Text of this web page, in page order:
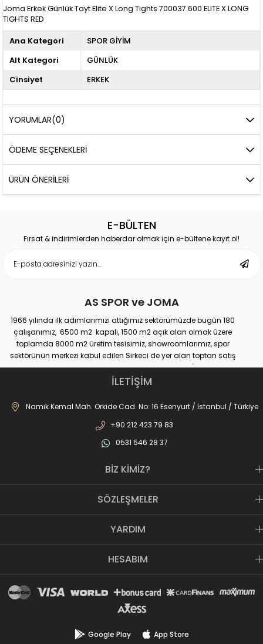
Joma Erkek Günlük Tayt Elite X Long Tights 700037.600 ELITE X LONG
TIGHTS RED
Ana Kategori
SPOR GİYİM
Alt Kategori
GÜNLÜK
Cinsiyet
ERKEK
YORUMLAR(0)
ÖDEME SEÇENEKLERI
ÜRÜN ÖNERILERI
E-BÜLTEN
Fırsat & indirimlerden haberdar olmak için e-bültene kayıt ol!
AS SPOR ve JOMA
1966 yılında ilk adımlarımızı attığımız sektörümüzde bugün 180
çalışanımız, 6500 m2 kapalı, 1500 m2 açık alan olmak üzere
toplamda 8000 m2 üretim tesisimiz, showroomlarımız, spor
sektörünün merkezi kabul edilen Sirkeci de yer alan toptan satış
mağazamız, Türkiye genelinde yaklaşık 300 bayimiz, İstanbul’da 10
perakande mağazamız, Türkiye’ye hizmet eden e-ticaret sanal
mağazamız ile AS SPOR ailesi günden güne büyüyerek sektöre,
JOMA markası ile de Türkiye'de ülkemize hizmet etmektedir.
İLETİŞİM
Namık Kemal Mah. Orkide Cad. No: 16 Esenyurt / İstanbul / Türkiye
+90 212 423 79 83
0531 546 28 37
BİZ KİMİZ?
SÖZLEŞMELER
YARDIM
HESABIM
Google Play App Store